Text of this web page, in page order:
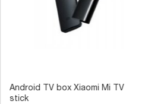
Android TV box Xiaomi Mi TV
stick